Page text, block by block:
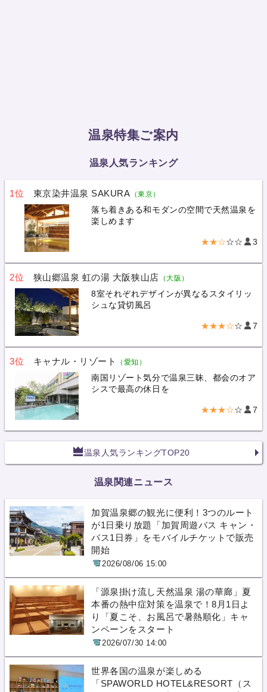
温泉特集ご案内
温泉人気ランキング
1位 東京染井温泉 SAKURA （東京）
落ち着きある和モダンの空間で天然温泉を
楽しめます
★★☆☆☆ 3
2位 狭山郷温泉 虹の湯 大阪狭山店 （大阪）
8室それぞれデザインが異なるスタイリッ
シュな貸切風呂
★★★☆☆ 7
3位 キャナル・リゾート （愛知）
南国リゾート気分で温泉三昧、都会のオア
シスで最高の休日を
★★★☆☆ 7
温泉人気ランキングTOP20
温泉関連ニュース
加賀温泉郷の観光に便利！3つのルート
が1日乗り放題「加賀周遊バス キャン・
バス1日券」をモバイルチケットで販売
開始
2026/08/06 15:00
「源泉掛け流し天然温泉 湯の華廊」夏
本番の熱中症対策を温泉で！8月1日よ
り「夏こそ、お風呂で暑熱順化」キャ
ンペーンをスタート
2026/07/30 14:00
世界各国の温泉が楽しめる
「SPAWORLD HOTEL&RESORT（ス